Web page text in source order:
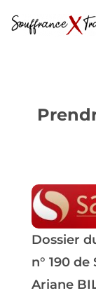
Dossier
n° 190
Ariane